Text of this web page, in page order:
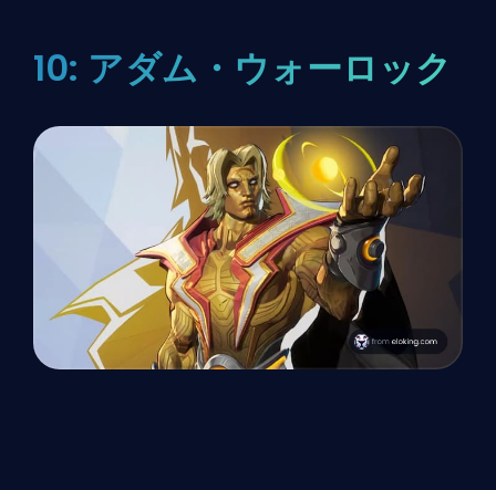
10: アダム・ウォーロック